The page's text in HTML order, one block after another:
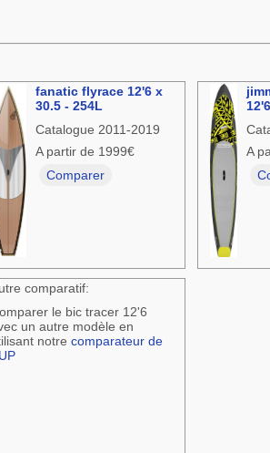
fanatic flyrace 12'6 x
30.5 - 254L
Catalogue 2011-2019
A partir de 1999€
Comparer
A
comparatif:
le bic tracer 12'6
un autre modèle en
notrecomparateur de